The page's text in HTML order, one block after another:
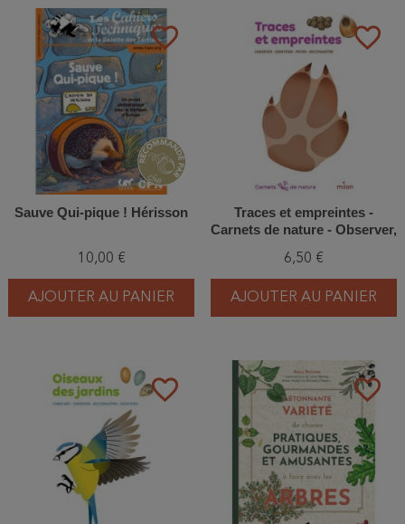
favorite_border
Sauve Qui-pique ! Hérisson
10,00 €
AJOUTER AU PANIER
favorite_border
Traces et empreintes -
Carnets de nature - Observer,
6,50 €
AJOUTER AU PANIER
favorite_border favorite_border